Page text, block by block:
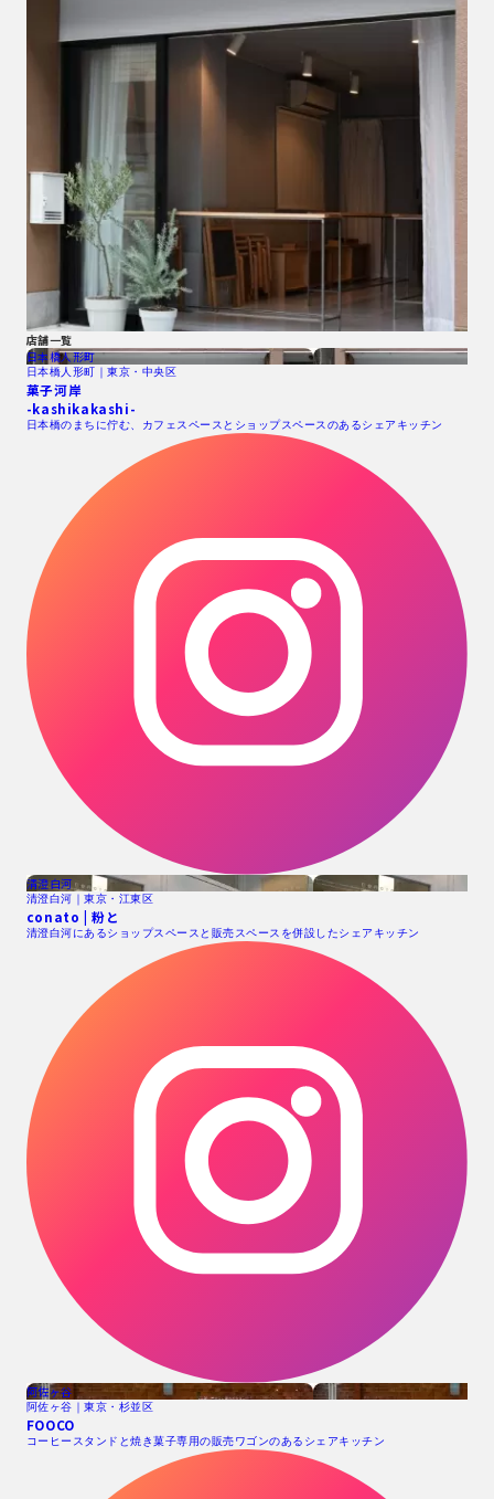
店舗一覧
日本橋人形町
日本橋人形町｜東京・中央区
菓子河岸
-kashikakashi-
日本橋のまちに佇む、カフェスペースとショップスペースのあるシェアキッチン
清澄白河
清澄白河｜東京・江東区
conato | 粉と
清澄白河にあるショップスペースと販売スペースを併設したシェアキッチン
阿佐ヶ谷
阿佐ヶ谷｜東京・杉並区
FOOCO
コーヒースタンドと焼き菓子専用の販売ワゴンのあるシェアキッチン